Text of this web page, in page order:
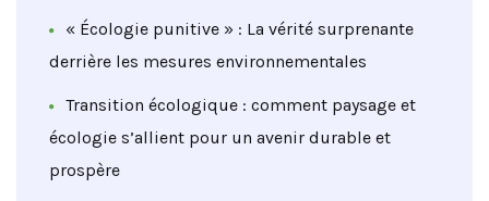
« Écologie punitive » : La vérité surprenante
derrière les mesures environnementales
Transition écologique : comment paysage et
écologie s’allient pour un avenir durable et
prospère